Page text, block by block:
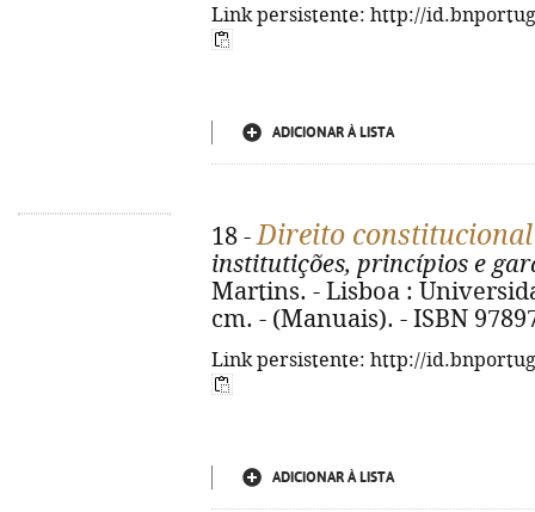
Link persistente: http://
ADICIONAR À LISTA
18 -Direito
institutições, princípios e
Martins. - Lisboa :
cm. - (Manuais). - ISBN
Link persistente: http://
ADICIONAR À LISTA